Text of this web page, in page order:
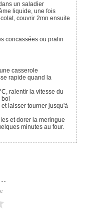
un saladier
couvrir 2mn ensuite
casserole
minutes au four.